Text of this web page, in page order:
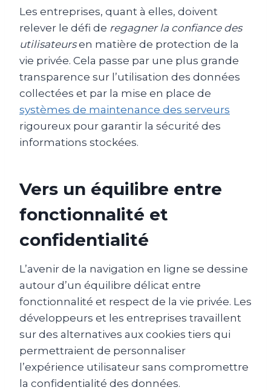
Les entreprises, quant à elles, doivent
relever le défi de regagner la confiance des
utilisateursen matière de protection de la
vie privée. Cela passe par une plus grande
transparence sur l’utilisation des données
collectées et par la mise en place de
systèmes de maintenance des serveurs
rigoureux pour garantir la sécurité des
informations stockées.
Vers un équilibre entre
fonctionnalité et
confidentialité
L’avenir de la navigation en ligne se dessine
autour d’un équilibre délicat entre
fonctionnalité et respect de la vie privée. Les
développeurs et les entreprises travaillent
sur des alternatives aux cookies tiers qui
permettraient de personnaliser
l’expérience utilisateur sans compromettre
la confidentialité des données.